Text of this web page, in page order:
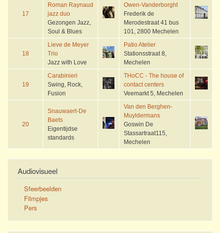
17
Roman Raynaud
jazz duo
Gezongen Jazz,
Soul & Blues
Owen-Vanderborght
Frederik de
Merodestraat 41 bus
101, 2800 Mechelen
18
Lieve de Meyer
Trio
Jazz with Love
Patio Atelier
Stationsstraat 8,
Mechelen
19
Carabinieri
Swing, Rock,
Fusion
THoCC - The house of
contact centers
Veemarkt 5, Mechelen
20
Snauwaert-De
Baets
Eigentijdse
standards
Van den Berghen-
Muyldermans
Goswin De
Stassartraat115,
Mechelen
Audiovisueel
Sfeerbeelden
Filmpjes
Pers